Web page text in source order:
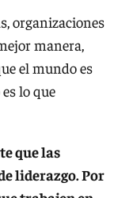
organizaciones
manera,
el mundo es
lo que
que las
liderazgo. Por